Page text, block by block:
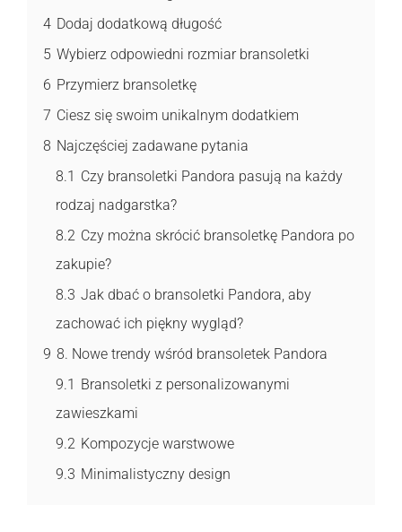
4 Dodaj dodatkową długość
5 Wybierz odpowiedni rozmiar bransoletki
6 Przymierz bransoletkę
7 Ciesz się swoim unikalnym dodatkiem
8 Najczęściej zadawane pytania
8.1 Czy bransoletki Pandora pasują na każdy
rodzaj nadgarstka?
8.2 Czy można skrócić bransoletkę Pandora po
zakupie?
8.3 Jak dbać o bransoletki Pandora, aby
zachować ich piękny wygląd?
9 8. Nowe trendy wśród bransoletek Pandora
9.1 Bransoletki z personalizowanymi
zawieszkami
9.2 Kompozycje warstwowe
9.3 Minimalistyczny design